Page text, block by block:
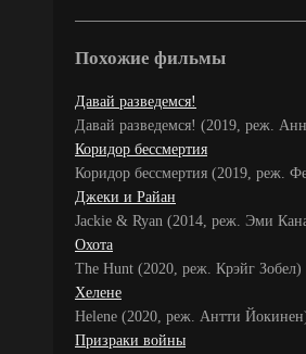
Похожие фильмы
Давай разведемся!
Давай разведемся! (2019, реж.
Коридор бессмертия
Коридор бессмертия (2019, реж.
Джеки и Райан
Jackie & Ryan (2014, реж. Эми
Охота
The Hunt (2020, реж. Крэйг Зобел)
Хелене
Helene (2020, реж. Антти
Призраки войны